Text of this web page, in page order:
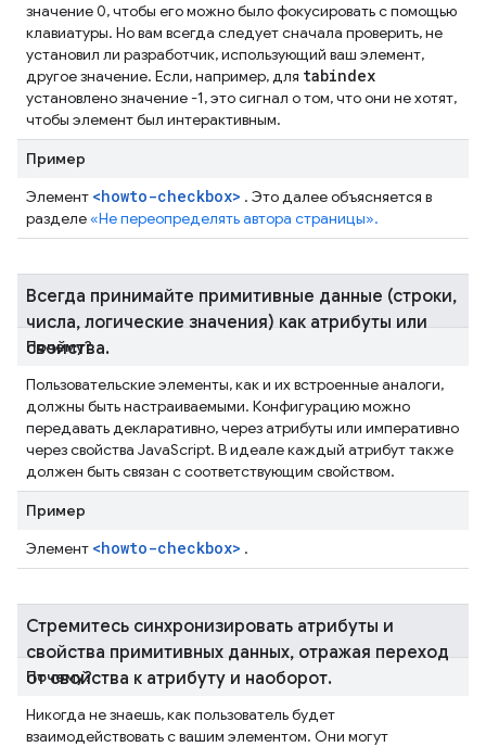
значение 0, чтобы его можно было фокусировать с помощью
клавиатуры. Но вам всегда следует сначала проверить, не
установил ли разработчик, использующий ваш элемент,
другое значение. Если, например, для tabindex
установлено значение -1, это сигнал о том, что они не хотят,
чтобы элемент был интерактивным.
Пример
Элемент <howto-checkbox> . Это далее объясняется в
разделе«Не переопределять автора страницы».
Всегда принимайте примитивные данные (строки,
числа, логические значения) как атрибуты или
свойства.
Почему?
Пользовательские элементы, как и их встроенные аналоги,
должны быть настраиваемыми. Конфигурацию можно
передавать декларативно, через атрибуты или императивно
через свойства JavaScript. В идеале каждый атрибут также
должен быть связан с соответствующим свойством.
Пример
Элемент <howto-checkbox> .
Стремитесь синхронизировать атрибуты и
свойства примитивных данных, отражая переход
от свойства к атрибуту и ​​наоборот.
Почему?
Никогда не знаешь, как пользователь будет
взаимодействовать с вашим элементом. Они могут